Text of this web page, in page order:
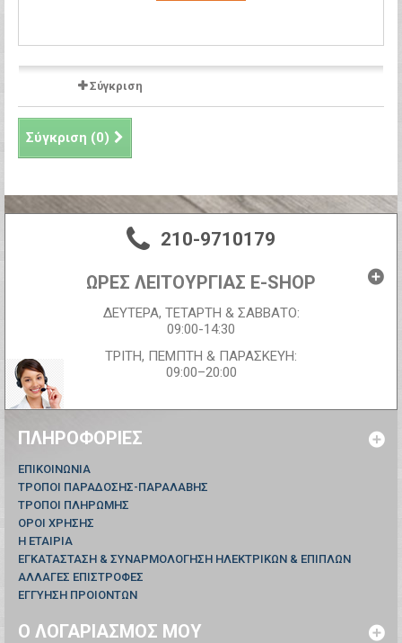
Σύγκριση
Σύγκριση (0)
210-9710179
ΩΡΕΣ ΛΕΙΤΟΥΡΓΙΑΣ E-SHOP
ΔΕΥΤΕΡΑ, ΤΕΤΑΡΤΗ & ΣΑΒΒΑΤΟ:
09:00-14:30
ΤΡΙΤΗ, ΠΕΜΠΤΗ & ΠΑΡΑΣΚΕΥΗ:
09:00–20:00
ΠΛΗΡΟΦΟΡΊΕΣ
ΕΠΙΚΟΙΝΩΝΊΑ
ΤΡΟΠΟΙ ΠΑΡΑΔΟΣΗΣ-ΠΑΡΑΛΑΒΗΣ
ΤΡΟΠΟΙ ΠΛΗΡΩΜΗΣ
ΟΡΟΙ ΧΡΗΣΗΣ
Η ΕΤΑΙΡΙΑ
ΕΓΚΑΤΑΣΤΑΣΗ & ΣΥΝΑΡΜΟΛΟΓΗΣΗ ΗΛΕΚΤΡΙΚΩΝ & ΕΠΙΠΛΩΝ
ΑΛΛΑΓΕΣ ΕΠΙΣΤΡΟΦΕΣ
ΕΓΓΥΗΣΗ ΠΡΟΙΟΝΤΩΝ
Ο ΛΟΓΑΡΙΑΣΜΌΣ ΜΟΥ